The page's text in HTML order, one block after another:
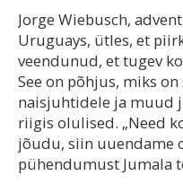
Jorge Wiebusch,
Uruguays, ütles, et
veendunud, et tugev
See on põhjus, miks
naisjuhtidele ja muud
riigis olulised. „Need
jõudu, siin uuendame
pühendumust Jumala